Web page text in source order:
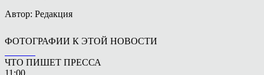
Автор: Редакция
ФОТОГРАФИИ К ЭТОЙ НОВОСТИ
ЧТО ПИШЕТ ПРЕССА
11:00